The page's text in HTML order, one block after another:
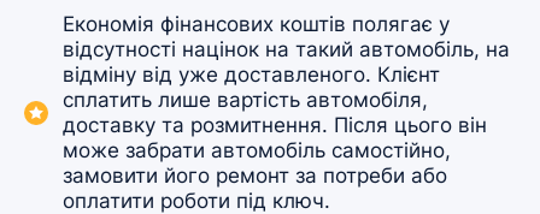
Економія фінансових коштів полягає у
відсутності націнок на такий автомобіль, на
відміну від уже доставленого. Клієнт
сплатить лише вартість автомобіля,
доставку та розмитнення. Після цього він
може забрати автомобіль самостійно,
замовити його ремонт за потреби або
оплатити роботи під ключ.